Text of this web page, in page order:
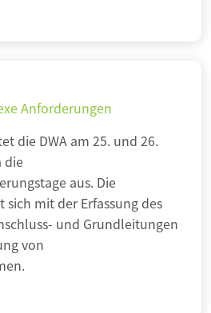
Anforderungen
die DWA am 25. und 26.
die
aus. Die
sich mit der Erfassung des
und Grundleitungen
von